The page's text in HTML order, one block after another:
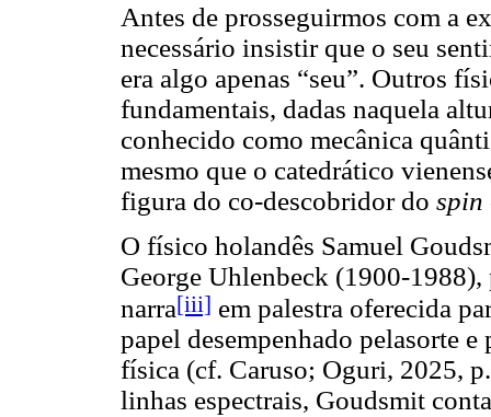
Antes de prosseguirmos com a
necessário insistir que o seu
era algo apenas “seu”. Outros
fundamentais, dadas naquela
conhecido como mecânica
mesmo que o catedrático
figura do co-descobridor do spin
O físico holandês Samuel
George Uhlenbeck (1900-
narra[iii] em palestra oferecida
papel desempenhado pelasorte
física (cf. Caruso; Oguri, 2025,
linhas espectrais, Goudsmit